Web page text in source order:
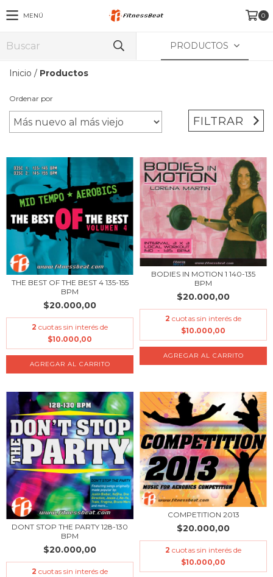
MENÚ 0
PRODUCTOS
Inicio / Productos
Ordenar por
FILTRAR
THE BEST OF THE BEST 4 135-155
BPM
$20.000,00
2 cuotas sin interés de
$10.000,00
BODIES IN MOTION 1 140-135
BPM
$20.000,00
2 cuotas sin interés de
$10.000,00
DONT STOP THE PARTY 128-130
BPM
$20.000,00
2 cuotas sin interés de
COMPETITION 2013
$20.000,00
2 cuotas sin interés de
$10.000,00